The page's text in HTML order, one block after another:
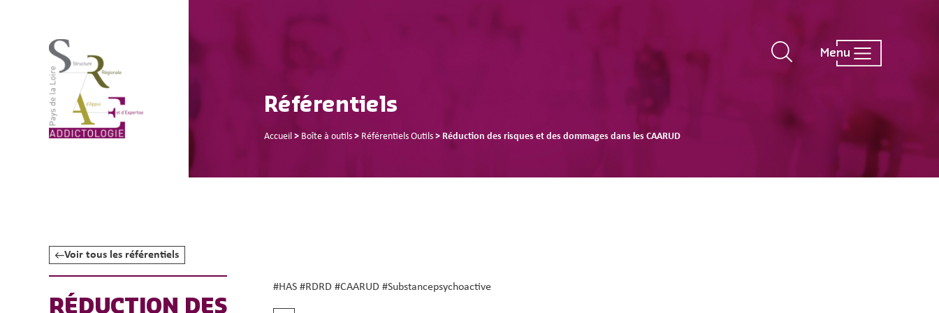
Menu
Référentiels
Accueil > Boîte à outils > Référentiels Outils > Réduction des risques et des dommages dans les CAARUD
Voir tous les référentiels
RÉDUCTION DES
#HAS #RDRD #CAARUD #Substancepsychoactive